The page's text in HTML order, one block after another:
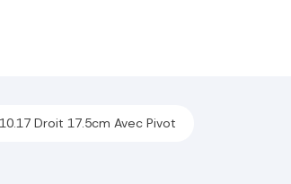
Droit 17.5cm Avec Pivot